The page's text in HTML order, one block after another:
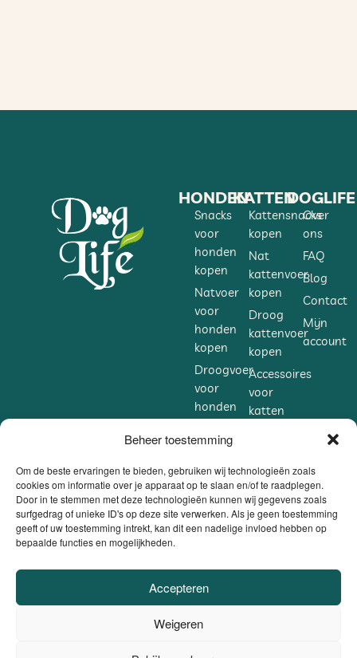
Beheer toestemming
Om de beste ervaringen te bieden, gebruiken wij technologieën zoals
cookies om informatie over je apparaat op te slaan en/of te raadplegen.
Door in te stemmen met deze technologieën kunnen wij gegevens zoals
surfgedrag of unieke ID's op deze site verwerken. Als je geen toestemming
geeft of uw toestemming intrekt, kan dit een nadelige invloed hebben op
bepaalde functies en mogelijkheden.
Accepteren
Weigeren
HONDEN
Snacks
voor
honden
kopen
Natvoer
voor
honden
kopen
Droogvoer
voor
honden
Accessoires
voor
honden
kopen
Supplementen
KATTEN
Kattensnacks
kopen
Nat
kattenvoer
kopen
Droog
kattenvoer
kopen
Accessoires
voor
katten
voor
katten
kopen
DOGLIFE
Over
ons
FAQ
Blog
Contact
Mijn
account
Privacybeleid / Algemene voorwaarden /